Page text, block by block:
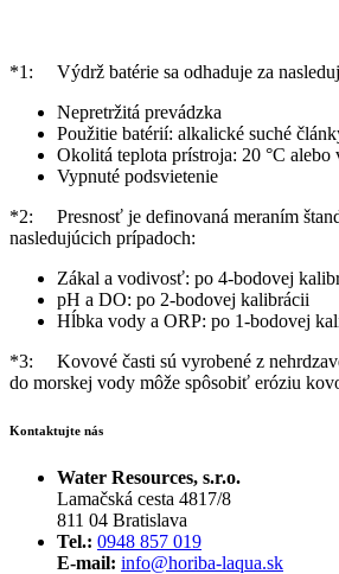
*1: Výdrž batérie sa odhaduje za
Nepretržitá prevádzka
Použitie batérií: alkalické suché
Okolitá teplota prístroja: 20 °C alebo
Vypnuté podsvietenie
*2: Presnosť je definovaná meraním
nasledujúcich prípadoch:
Zákal a vodivosť: po 4-bodovej
pH a DO: po 2-bodovej kalibrácii
Hĺbka vody a ORP: po 1-bodovej
*3: Kovové časti sú vyrobené z
do morskej vody môže spôsobiť eróziu
Kontaktujte nás
Water Resources, s.r.o.
Lamačská cesta 4817/8
811 04 Bratislava
Tel.: 0948 857 019
E-mail: info@horiba-laqua.sk